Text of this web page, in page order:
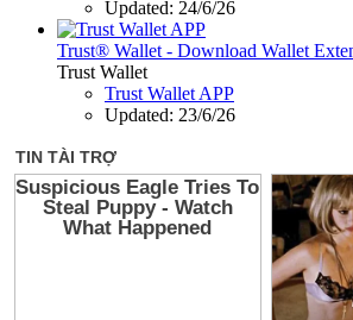
Updated: 24/6/26
Trust® Wallet - Download Wallet
Trust Wallet
Trust Wallet APP
Updated: 23/6/26